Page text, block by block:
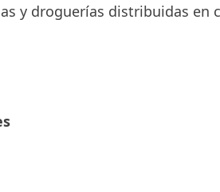
y droguerías distribuidas en